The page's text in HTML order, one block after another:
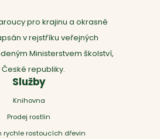
pro krajinu a okrasné
v rejstříku veřejných
Ministerstvem školství,
republiky.
Služby
Knihovna
Prodej rostlin
rychle rostoucích dřevin